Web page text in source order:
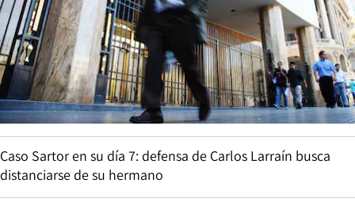
Caso Sartor en su día 7: defensa de Carlos Larraín busca
distanciarse de su hermano